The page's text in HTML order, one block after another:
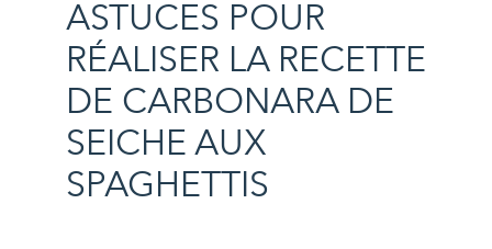
ASTUCES POUR
RÉALISER LA RECETTE
DE CARBONARA DE
SEICHE AUX
SPAGHETTIS